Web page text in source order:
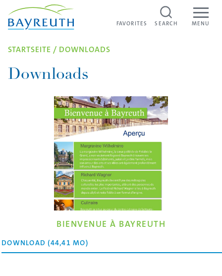
Skip to content
MENU
SEARCH
FAVORITES
STARTSEITE / DOWNLOADS
Downloads
BIENVENUE À BAYREUTH
DOWNLOAD (44,41 MO)